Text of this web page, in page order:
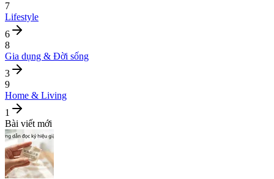
7
Lifestyle
6
8
Gia dụng & Đời sống
3
9
Home & Living
1
Bài viết mới